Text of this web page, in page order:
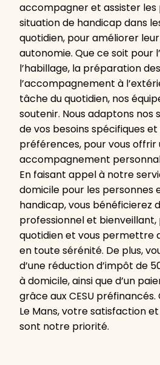
accompagner et assister les
situation de handicap dans
quotidien, pour améliorer
autonomie. Que ce soit pour
l’habillage, la préparation
l’accompagnement à
tâche du quotidien, nos
soutenir. Nous adaptons nos
de vos besoins spécifiques et
préférences, pour vous offrir
accompagnement
En faisant appel à notre
domicile pour les personnes
handicap, vous bénéficierez
professionnel et
quotidien et vous permettre
en toute sérénité. De plus,
d’une réduction d’impôt de
à domicile, ainsi que d’un
grâce aux CESU préfinancés.
Le Mans, votre satisfaction
sont notre priorité.